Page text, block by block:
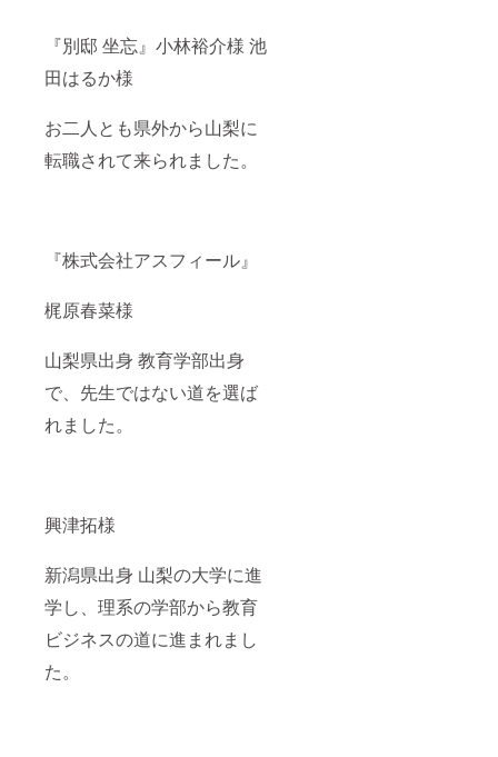
『別邸 坐忘』小林裕介様 池
田はるか様
お二人とも県外から山梨に
転職されて来られました。
『株式会社アスフィール』
梶原春菜様
山梨県出身 教育学部出身
で、先生ではない道を選ば
れました。
興津拓様
新潟県出身 山梨の大学に進
学し、理系の学部から教育
ビジネスの道に進まれまし
た。